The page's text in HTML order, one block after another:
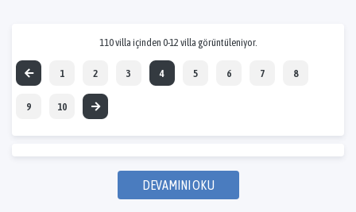
110 villa içinden 0-12 villa görüntüleniyor.
1 2 3 4 5 6 7 8
9 10
DEVAMINI OKU